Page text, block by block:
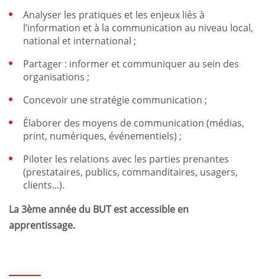
Analyser les pratiques et les enjeux liés à
l’information et à la communication au niveau local,
national et international ;
Partager : informer et communiquer au sein des
organisations ;
Concevoir une stratégie communication ;
Élaborer des moyens de communication (médias,
print, numériques, événementiels) ;
Piloter les relations avec les parties prenantes
(prestataires, publics, commanditaires, usagers,
clients...).
La 3ème année du BUT est accessible en
apprentissage.